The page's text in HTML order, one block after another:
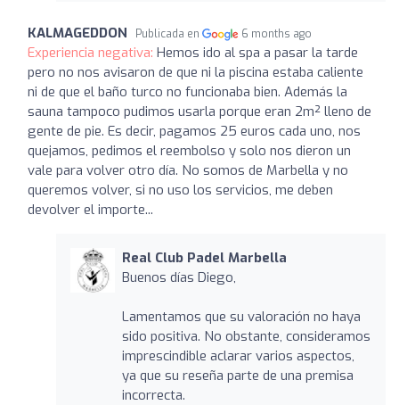
KALMAGEDDON Publicada en 6 months ago
Experiencia negativa: Hemos ido al spa a pasar la tarde
pero no nos avisaron de que ni la piscina estaba caliente
ni de que el baño turco no funcionaba bien. Además la
sauna tampoco pudimos usarla porque eran 2m² lleno de
gente de pie. Es decir, pagamos 25 euros cada uno, nos
quejamos, pedimos el reembolso y solo nos dieron un
vale para volver otro día. No somos de Marbella y no
queremos volver, si no uso los servicios, me deben
devolver el importe...
Real Club Padel Marbella
Buenos días Diego,
Lamentamos que su valoración no haya
sido positiva. No obstante, consideramos
imprescindible aclarar varios aspectos,
ya que su reseña parte de una premisa
incorrecta.